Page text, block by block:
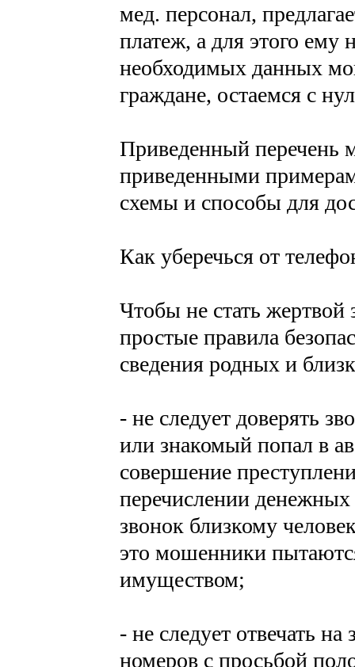
мед. персонал,
платеж, а для этого
необходимых данных
граждане, остаемся с
Приведенный перечень
приведенными
схемы и способы для
Как уберечься от
Чтобы не стать
простые правила
сведения родных и
- не следует доверять
или знакомый попал в
совершение
перечислении
звонок близкому
это мошенники
имуществом;
- не следует отвечать
номеров с просьбой